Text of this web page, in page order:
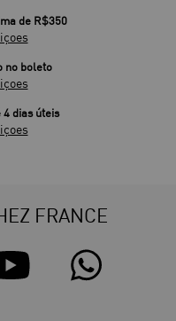
de R$350
no boleto
dias úteis
FRANCE